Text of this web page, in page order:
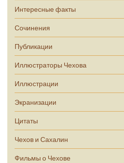
Интересные факты
Сочинения
Публикации
Иллюстраторы Чехова
Иллюстрации
Экранизации
Цитаты
Чехов и Сахалин
Фильмы о Чехове